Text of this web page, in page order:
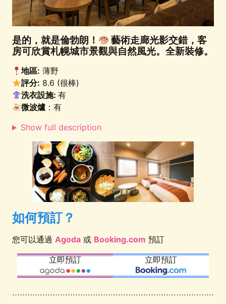
是的，就是倫勃朗！
藝術走廊光影交錯，客
房可欣賞札幌城市景觀與自然風光。全新裝修。
地區: 薄野
評分: 8.6 (很棒)
洗衣設施: 有
微波爐 ：有
Show full description
如何預訂？
您可以通過 Agoda 或 Booking.com 預訂
立即預訂
立即預訂